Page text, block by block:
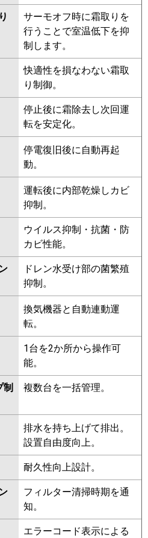
RCI-GP112RSH5
RCI-GP112RSH4
AP112HN9 RCI-GP112RSH3
airf FDTV1126H6S
osj
rak
osj
rak
airf
osj
rak
airf
FDTK1125H5S
osj
rak
airf
osj
rak
airf
airflex
FDTV1125HA5S-
PA-
PA-P112U7KB
PA-P112U7K PA-
PA-P112U7H PA-
PA-P112U6KB
PA-P112U6CB
PA-P112U6HB
PA-P112U6K PA-
PA-P112U6H
サーモオフ時に霜取りを
行うことで室温低下を抑
制します。
快適性を損なわない霜取
り制御。
停止後に霜除去し次回運
転を安定化。
停電復旧後に自動再起
動。
運転後に内部乾燥しカビ
抑制。
ウイルス抑制・抗菌・防
カビ性能。
ドレン水受け部の菌繁殖
抑制。
換気機器と自動連動運
転。
1台を2か所から操作可
能。
制
複数台を一括管理。
排水を持ち上げて排出。
設置自由度向上。
耐久性向上設計。
フィルター清掃時期を通
知。
エラーコード表示による